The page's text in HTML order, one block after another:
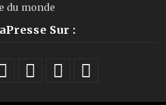
du monde
Sur :